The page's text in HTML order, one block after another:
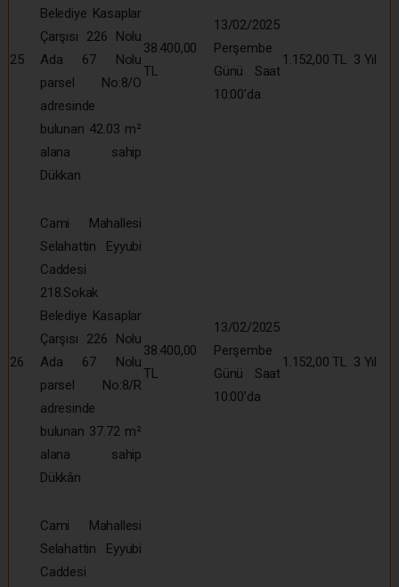
25
Belediye Kasaplar
Çarşısı 226 Nolu
Ada 67 Nolu
parsel No:8/O
adresinde
bulunan 42.03 m²
alana sahip
Dükkan
38.400,00
TL
13/02/2025
Perşembe
Günü Saat
10:00’da
1.152,00 TL 3 Yıl
26
Cami Mahallesi
Selahattin Eyyubi
Caddesi
218.Sokak
Belediye Kasaplar
Çarşısı 226 Nolu
Ada 67 Nolu
parsel No:8/R
adresinde
bulunan 37.72 m²
alana sahip
Dükkân
38.400,00
TL
13/02/2025
Perşembe
Günü Saat
10:00’da
1.152,00 TL 3 Yıl
Cami Mahallesi
Selahattin Eyyubi
Caddesi